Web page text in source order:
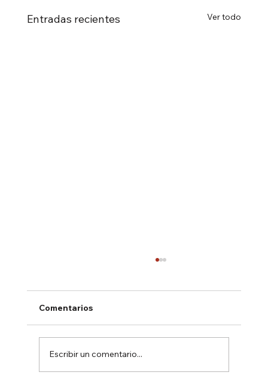
Entradas recientes Ver todo
Comentarios
Escribir un comentario...